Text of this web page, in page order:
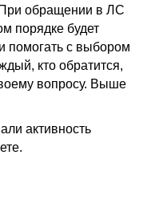
обращении в ЛС
порядке будет
помогать с выбором
кто обратится,
вопросу. Выше
активность